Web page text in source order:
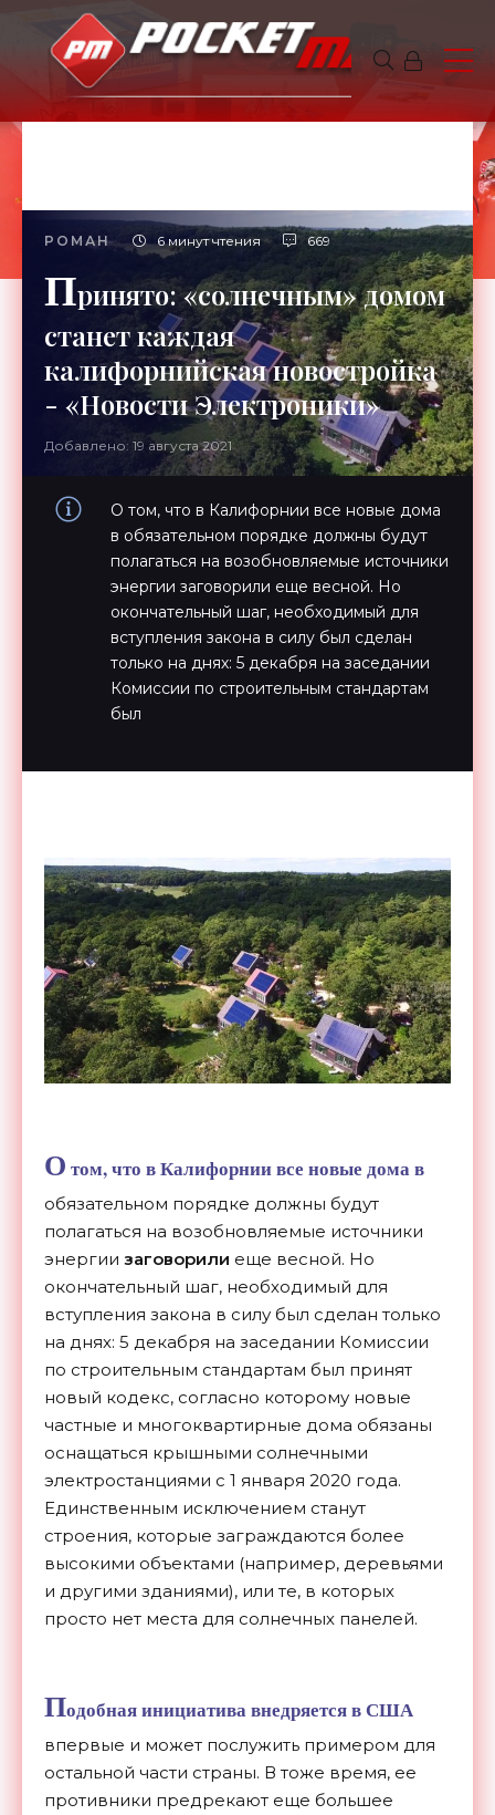
РОМАН 6 минут чтения 669
Принято: «солнечным» домом
станет каждая
калифорнийская новостройка
- «Новости Электроники»
Добавлено: 19 августа 2021
О том, что в Калифорнии все новые дома
в обязательном порядке должны будут
полагаться на возобновляемые источники
энергии заговорили еще весной. Но
окончательный шаг, необходимый для
вступления закона в силу был сделан
только на днях: 5 декабря на заседании
Комиссии по строительным стандартам
был
О том, что в Калифорнии все новые дома в
обязательном порядке должны будут
полагаться на возобновляемые источники
энергии заговорили еще весной. Но
окончательный шаг, необходимый для
вступления закона в силу был сделан только
на днях: 5 декабря на заседании Комиссии
по строительным стандартам был принят
новый кодекс, согласно которому новые
частные и многоквартирные дома обязаны
оснащаться крышными солнечными
электростанциями с 1 января 2020 года.
Единственным исключением станут
строения, которые заграждаются более
высокими объектами (например, деревьями
и другими зданиями), или те, в которых
просто нет места для солнечных панелей.
Подобная инициатива внедряется в США
впервые и может послужить примером для
остальной части страны. В тоже время, ее
противники предрекают еще большее